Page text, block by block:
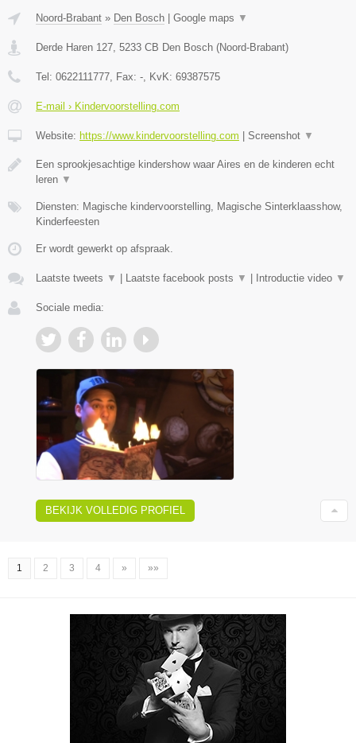
Noord-Brabant » Den Bosch | Google maps ▼
Derde Haren 127 5233 CB Den Bosch (Noord-Brabant)
Tel: 0622111777 , Fax: - , KvK: 69387575
E-mail › Kindervoorstelling.com
Website: https://www.kindervoorstelling.com | Screenshot ▼
Een sprookjesachtige kindershow waar Aires en de kinderen echt
leren ▼
Diensten: Magische kindervoorstelling, Magische Sinterklaasshow,
Kinderfeesten
Er wordt gewerkt op afspraak.
Laatste tweets ▼ | Laatste facebook posts ▼ | Introductie video ▼
Sociale media:
BEKIJK VOLLEDIG PROFIEL
1 2 3 4 » »»